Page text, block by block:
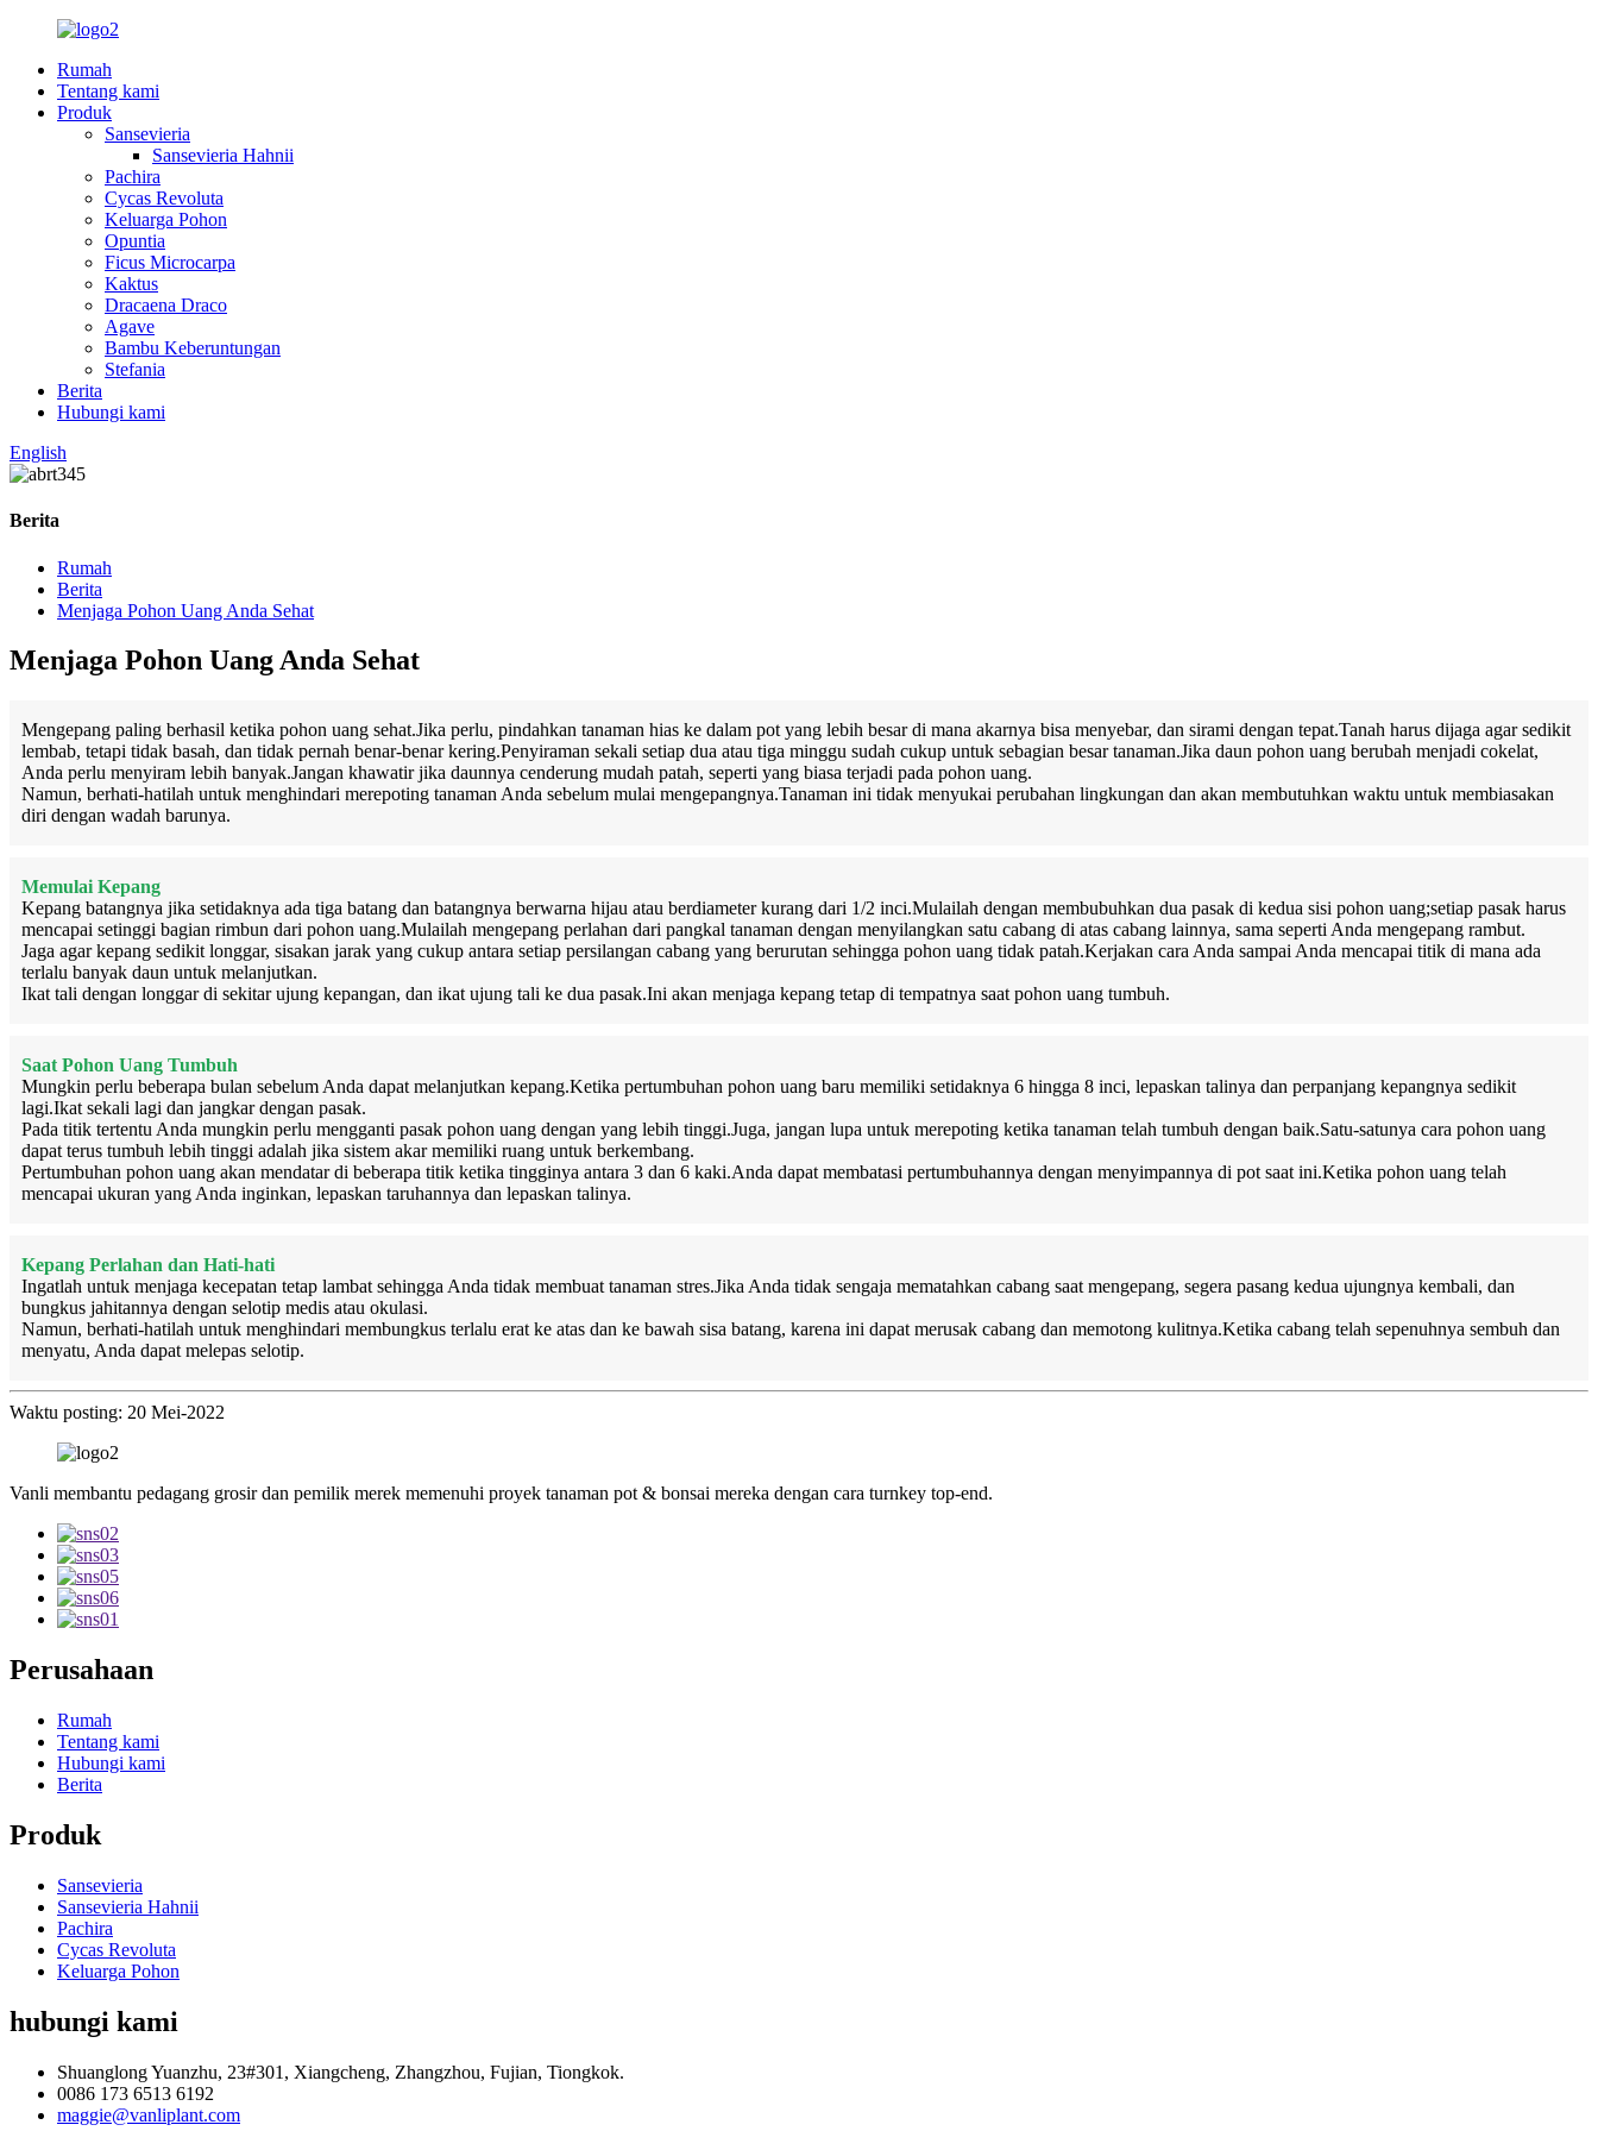
Rumah
Tentang kami
Produk
Sansevieria
Sansevieria Hahnii
Pachira
Cycas Revoluta
Keluarga Pohon
Opuntia
Ficus Microcarpa
Kaktus
Dracaena Draco
Agave
Bambu Keberuntungan
Stefania
Berita
Hubungi kami
English
Berita
Rumah
Berita
Menjaga Pohon Uang Anda Sehat
Menjaga Pohon Uang Anda Sehat
Mengepang paling berhasil ketika pohon uang sehat.Jika perlu, pindahkan tanaman hias ke dalam pot yang lebih besar di mana akarnya bisa menyebar, dan sirami dengan tepat.Tanah harus dijaga agar sedikit
lembab, tetapi tidak basah, dan tidak pernah benar-benar kering.Penyiraman sekali setiap dua atau tiga minggu sudah cukup untuk sebagian besar tanaman.Jika daun pohon uang berubah menjadi cokelat,
Anda perlu menyiram lebih banyak.Jangan khawatir jika daunnya cenderung mudah patah, seperti yang biasa terjadi pada pohon uang.
Namun, berhati-hatilah untuk menghindari merepoting tanaman Anda sebelum mulai mengepangnya.Tanaman ini tidak menyukai perubahan lingkungan dan akan membutuhkan waktu untuk membiasakan
diri dengan wadah barunya.
Memulai Kepang
Kepang batangnya jika setidaknya ada tiga batang dan batangnya berwarna hijau atau berdiameter kurang dari 1/2 inci.Mulailah dengan membubuhkan dua pasak di kedua sisi pohon uang;setiap pasak harus
mencapai setinggi bagian rimbun dari pohon uang.Mulailah mengepang perlahan dari pangkal tanaman dengan menyilangkan satu cabang di atas cabang lainnya, sama seperti Anda mengepang rambut.
Jaga agar kepang sedikit longgar, sisakan jarak yang cukup antara setiap persilangan cabang yang berurutan sehingga pohon uang tidak patah.Kerjakan cara Anda sampai Anda mencapai titik di mana ada
terlalu banyak daun untuk melanjutkan.
Ikat tali dengan longgar di sekitar ujung kepangan, dan ikat ujung tali ke dua pasak.Ini akan menjaga kepang tetap di tempatnya saat pohon uang tumbuh.
Saat Pohon Uang Tumbuh
Mungkin perlu beberapa bulan sebelum Anda dapat melanjutkan kepang.Ketika pertumbuhan pohon uang baru memiliki setidaknya 6 hingga 8 inci, lepaskan talinya dan perpanjang kepangnya sedikit
lagi.Ikat sekali lagi dan jangkar dengan pasak.
Pada titik tertentu Anda mungkin perlu mengganti pasak pohon uang dengan yang lebih tinggi.Juga, jangan lupa untuk merepoting ketika tanaman telah tumbuh dengan baik.Satu-satunya cara pohon uang
dapat terus tumbuh lebih tinggi adalah jika sistem akar memiliki ruang untuk berkembang.
Pertumbuhan pohon uang akan mendatar di beberapa titik ketika tingginya antara 3 dan 6 kaki.Anda dapat membatasi pertumbuhannya dengan menyimpannya di pot saat ini.Ketika pohon uang telah
mencapai ukuran yang Anda inginkan, lepaskan taruhannya dan lepaskan talinya.
Kepang Perlahan dan Hati-hati
Ingatlah untuk menjaga kecepatan tetap lambat sehingga Anda tidak membuat tanaman stres.Jika Anda tidak sengaja mematahkan cabang saat mengepang, segera pasang kedua ujungnya kembali, dan
bungkus jahitannya dengan selotip medis atau okulasi.
Namun, berhati-hatilah untuk menghindari membungkus terlalu erat ke atas dan ke bawah sisa batang, karena ini dapat merusak cabang dan memotong kulitnya.Ketika cabang telah sepenuhnya sembuh dan
menyatu, Anda dapat melepas selotip.
Waktu posting: 20 Mei-2022
Vanli membantu pedagang grosir dan pemilik merek memenuhi proyek tanaman pot & bonsai mereka dengan cara turnkey top-end.
Perusahaan
Rumah
Tentang kami
Hubungi kami
Berita
Produk
Sansevieria
Sansevieria Hahnii
Pachira
Cycas Revoluta
Keluarga Pohon
hubungi kami
Shuanglong Yuanzhu, 23#301, Xiangcheng, Zhangzhou, Fujian, Tiongkok.
0086 173 6513 6192
maggie@vanliplant.com